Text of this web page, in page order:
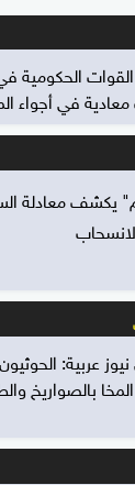
الحكومية
في أجواء
يكشف معادلة
عربية:
بالصواريخ